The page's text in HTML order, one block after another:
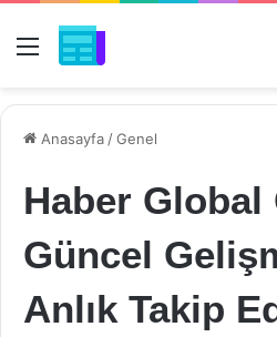
Menü
Anasayfa /Genel
Haber Global
Güncel
Anlık Takip